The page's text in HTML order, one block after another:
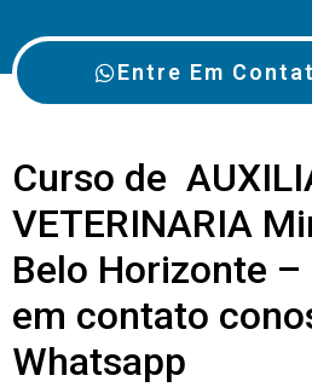
Entre Em
Curso de
VETERINARIA
Belo Horizonte
em contato
Whatsapp